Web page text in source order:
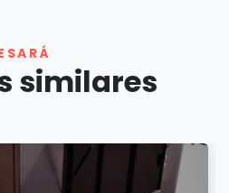
similares